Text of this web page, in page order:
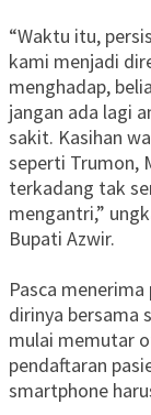
“Waktu itu,
kami menjadi
menghadap,
jangan ada lagi
sakit. Kasihan
seperti Trumon,
terkadang tak
mengantri,”
Bupati Azwir.
Pasca
dirinya bersama
mulai memutar
pendaftaran
smartphone